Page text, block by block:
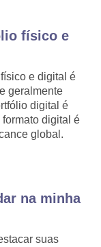
físico e
e digital é
geralmente
digital é
digital é
global.
na minha
suas